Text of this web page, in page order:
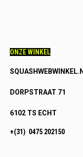
ONZE WINKEL
DORPSTRAAT 71
6102 TS ECHT
+(31) 0475 202150